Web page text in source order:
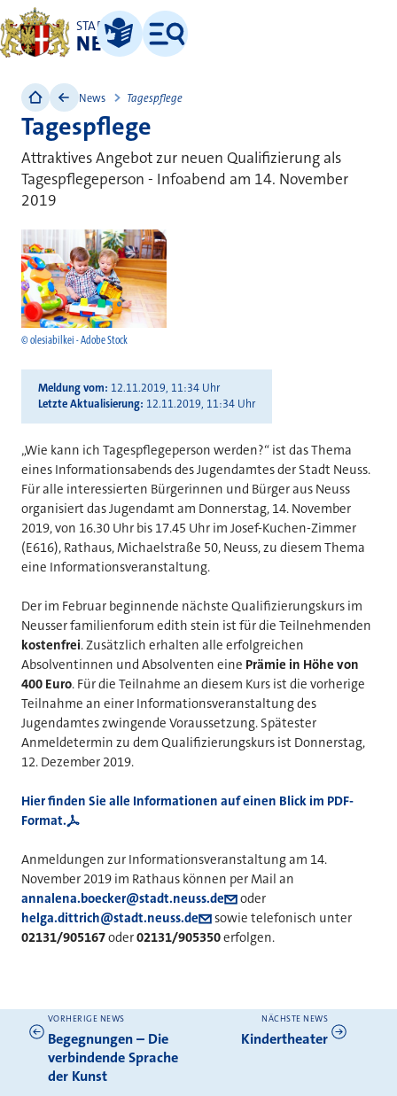
STADT
NEUSS
Leichte Sprache
Menü
© olesiabilkei - Adobe Stock
News Tagespflege
Tagespflege
Attraktives Angebot zur neuen Qualifizierung als
Tagespflegeperson - Infoabend am 14. November
2019
Meldung vom 12.11.2019, 11:34 Uhr
Letzte Aktualisierung 12.11.2019, 11:34 Uhr
„Wie kann ich Tagespflegeperson werden?“ ist das Thema
eines Informationsabends des Jugendamtes der Stadt Neuss.
Für alle interessierten Bürgerinnen und Bürger aus Neuss
organisiert das Jugendamt am Donnerstag, 14. November
2019, von 16.30 Uhr bis 17.45 Uhr im Josef-Kuchen-Zimmer
(E616), Rathaus, Michaelstraße 50, Neuss, zu diesem Thema
eine Informationsveranstaltung.
Der im Februar beginnende nächste Qualifizierungskurs im
Neusser familienforum edith stein ist für die Teilnehmenden
kostenfrei. Zusätzlich erhalten alle erfolgreichen
Absolventinnen und Absolventen eine Prämie in Höhe von
400 Euro. Für die Teilnahme an diesem Kurs ist die vorherige
Teilnahme an einer Informationsveranstaltung des
Jugendamtes zwingende Voraussetzung. Spätester
Anmeldetermin zu dem Qualifizierungskurs ist Donnerstag,
12. Dezember 2019.
Hier finden Sie alle Informationen auf einen Blick im PDF-
Format.
Anmeldungen zur Informationsveranstaltung am 14.
November 2019 im Rathaus können per Mail an
annalena.boecker@stadt.neuss.de
oder
helga.dittrich@stadt.neuss.de
sowie telefonisch unter
02131/905167oder02131/905350erfolgen.
Weitere News
VORHERIGE NEWS
Begegnungen – Die
verbindende Sprache
der Kunst
NÄCHSTE NEWS
Kindertheater